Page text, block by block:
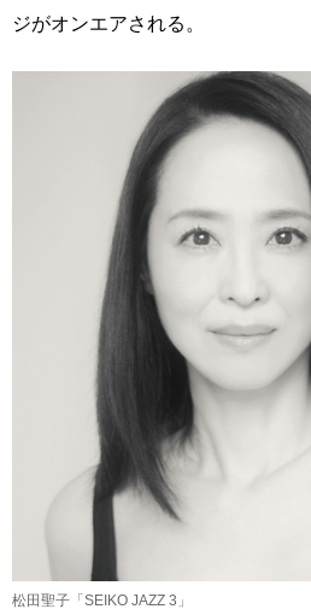
ジがオンエアされる。
松田聖子「SEIKO JAZZ 3」